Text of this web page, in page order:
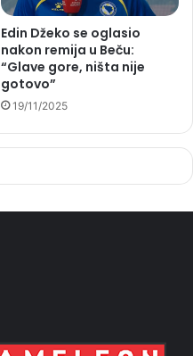
Edin Džeko se oglasio
nakon remija u Beču:
“Glave gore, ništa nije
gotovo”
19/11/2025